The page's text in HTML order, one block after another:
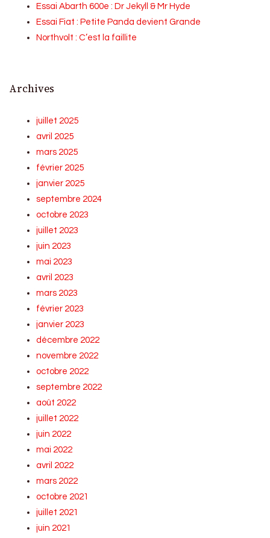
Essai Abarth 600e : Dr Jekyll & Mr Hyde
Essai Fiat : Petite Panda devient Grande
Northvolt : C’est la faillite
Archives
juillet 2025
avril 2025
mars 2025
février 2025
janvier 2025
septembre 2024
octobre 2023
juillet 2023
juin 2023
mai 2023
avril 2023
mars 2023
février 2023
janvier 2023
décembre 2022
novembre 2022
octobre 2022
septembre 2022
août 2022
juillet 2022
juin 2022
mai 2022
avril 2022
mars 2022
octobre 2021
juillet 2021
juin 2021